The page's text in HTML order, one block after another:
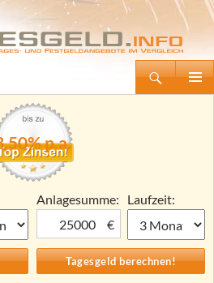
Tagesgeld.info – Tagesgeldkonten vergleichen und Tagesgeld-Zinsen berechnen
p.a.
Anlagesumme:
€
Laufzeit: